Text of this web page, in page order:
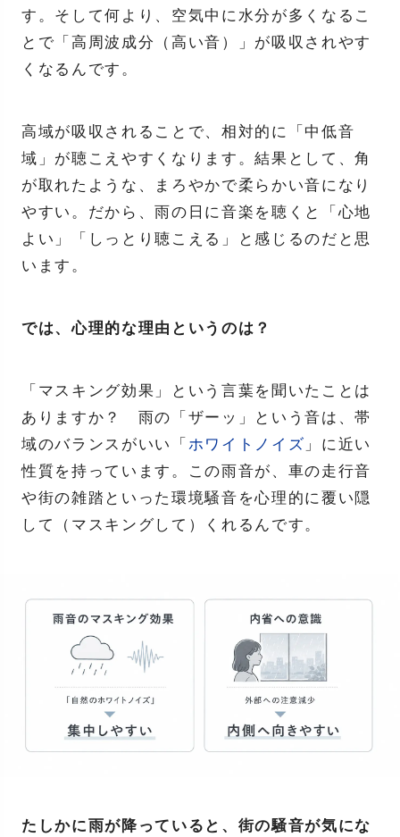
す。そして何より、空気中に水分が多くなるこ
とで「高周波成分（高い音）」が吸収されやす
くなるんです。
高域が吸収されることで、相対的に「中低音
域」が聴こえやすくなります。結果として、角
が取れたような、まろやかで柔らかい音になり
やすい。だから、雨の日に音楽を聴くと「心地
よい」「しっとり聴こえる」と感じるのだと思
います。
では、心理的な理由というのは？
「マスキング効果」という言葉を聞いたことは
ありますか？ 雨の「ザーッ」という音は、帯
域のバランスがいい「 ホワイトノイズ 」に近い
性質を持っています。この雨音が、車の走行音
や街の雑踏といった環境騒音を心理的に覆い隠
して（マスキングして）くれるんです。
たしかに雨が降っていると、街の騒音が気にな